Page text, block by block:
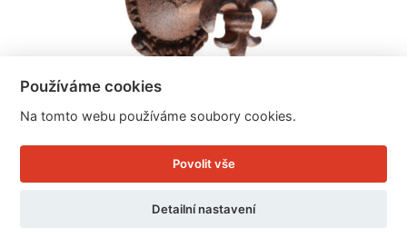
Dvojháček litinový 13x5cm
Používáme cookies
Na tomto webu používáme soubory cookies.
Povolit vše
Detailní nastavení